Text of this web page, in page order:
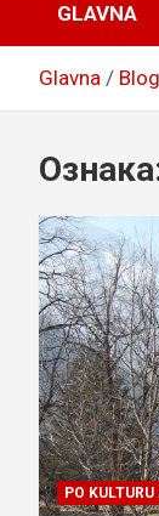
GLAVNA
Glavna Blog
PO